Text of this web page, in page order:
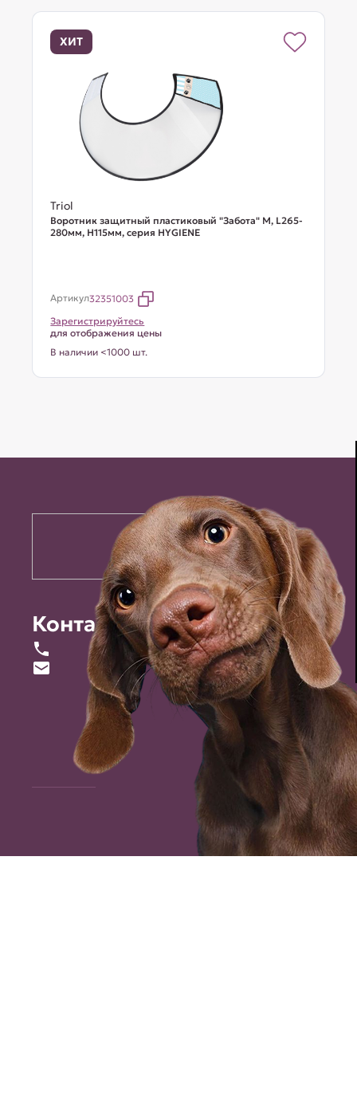
ХИТ
Triol
Воротник защитный пластиковый "Забота" M, L265-
280мм, H115мм, серия HYGIENE
Артикул32351003
Зарегистрируйтесь
для отображения цены
В наличии <1000 шт.
Контакты